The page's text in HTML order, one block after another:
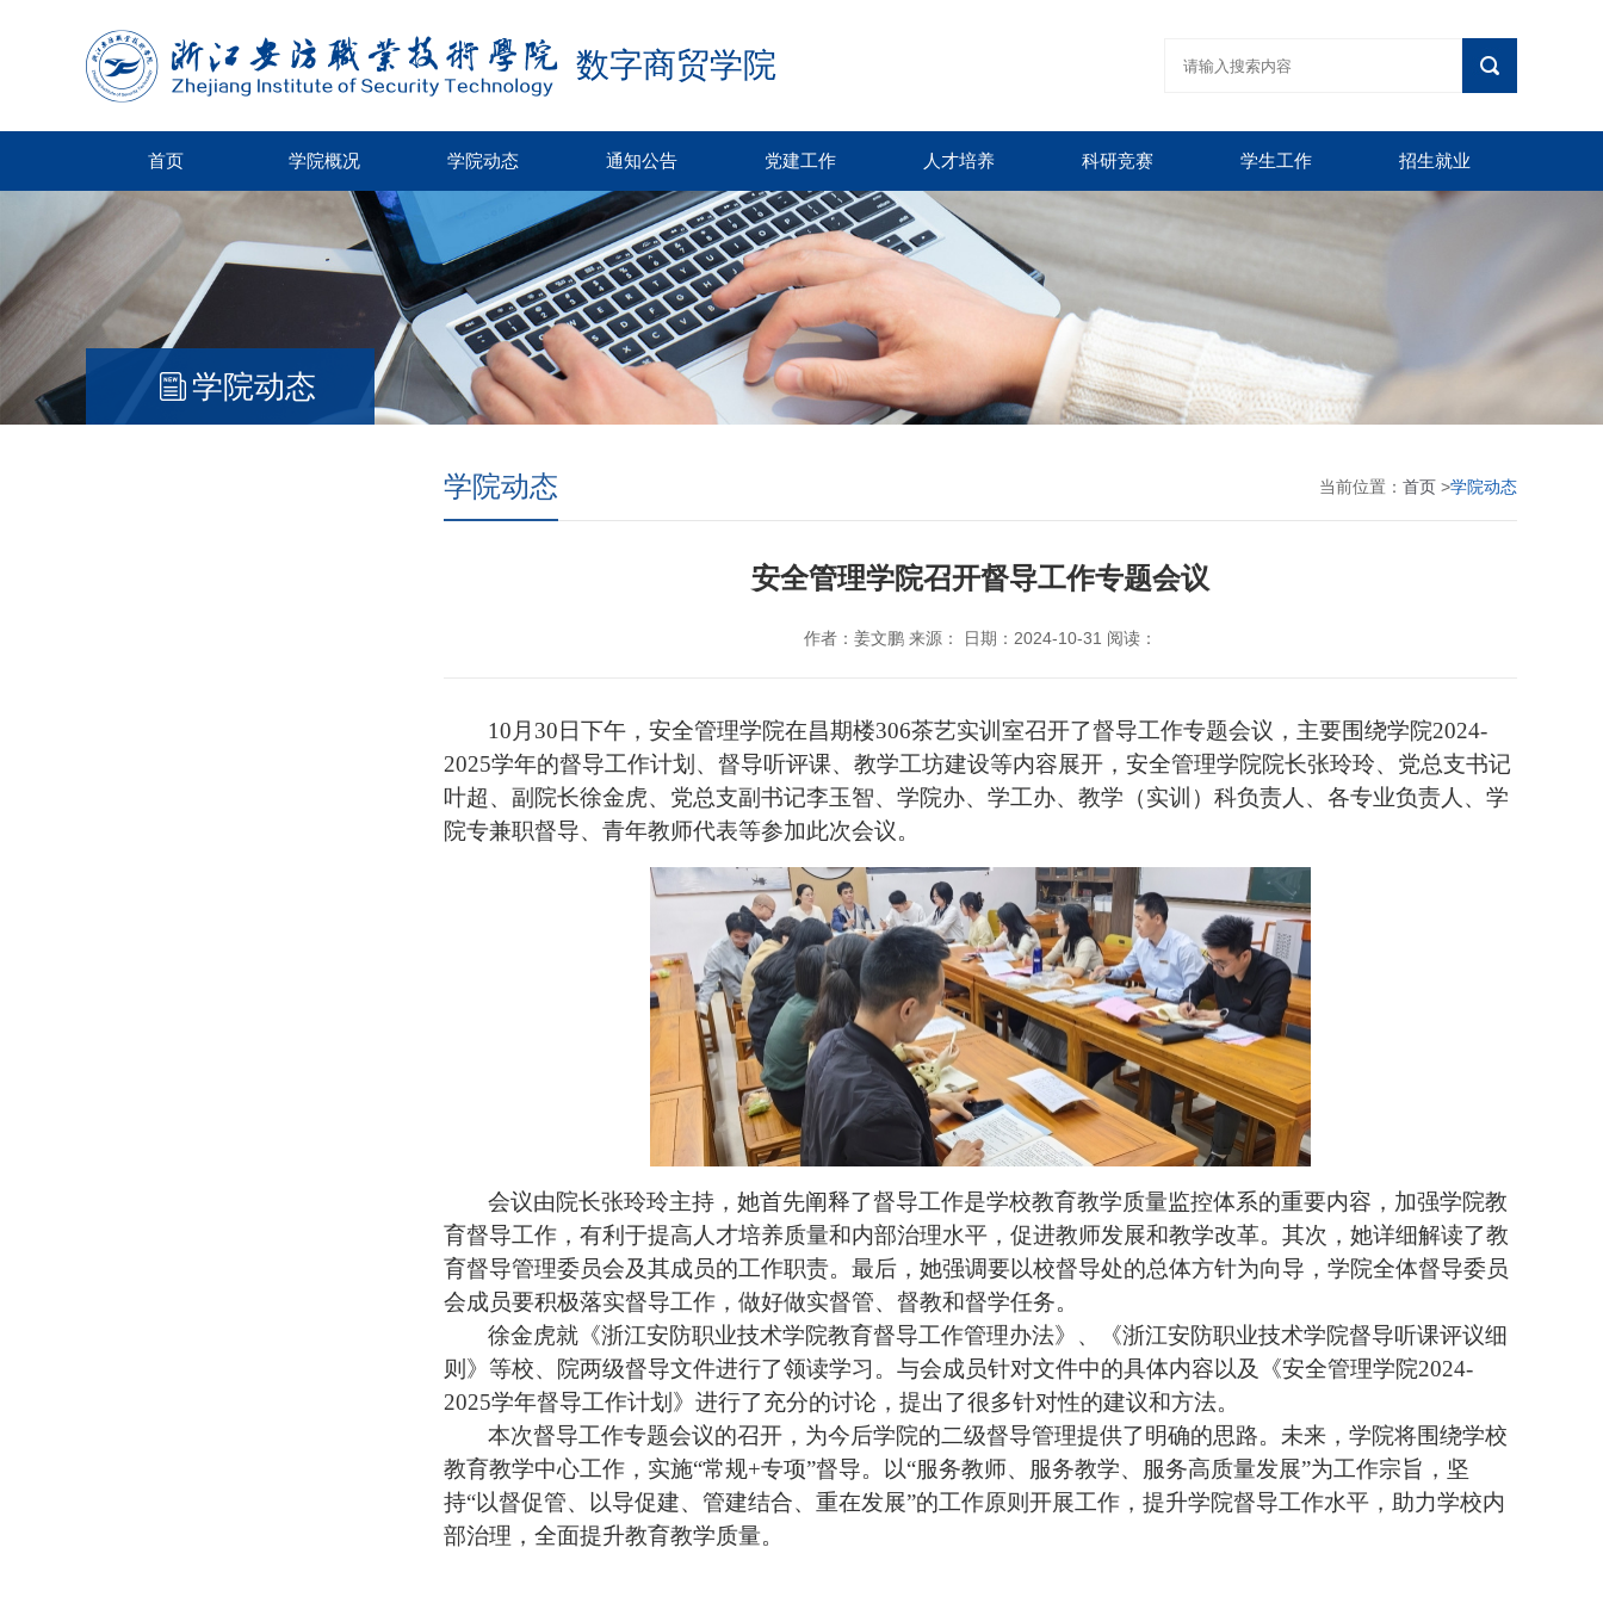
数字商贸学院
首页 学院概况 学院动态 通知公告 党建工作 人才培养 科研竞赛 学生工作 招生就业
学院动态
学院动态 当前位置： 首页 >学院动态
安全管理学院召开督导工作专题会议
作者：姜文鹏 来源： 日期：2024-10-31 阅读：
10月30日下午，安全管理学院在昌期楼306茶艺实训室召开了督导工作专题会议，主要围绕学院2024-
2025学年的督导工作计划、 督导听评课、教学工坊建设等内容展开，安全管理学院院长张玲玲、党总支书记
叶超、副院长徐金虎、党总支副书记李玉智、学院办、学工办、教学（实训）科负责人、各专业负责人、学
院专兼职督导、青年教师代表等参加此次会议。
会议由院长张玲玲主持，她首先阐释了督导工作是学校教育教学质量监控体系的重要内容，加强学院教
育督导工作，有利于提高人才培养质量和内部治理水平，促进教师发展和教学改革。其次，她详细解读了教
育督导管理委员会及其成员的工作职责。最后，她强调要以校督导处的总体方针为向导，学院全体督导委员
会成员要积极落实督导工作，做好做实督管、督教和督学任务。
徐金虎就《浙江安防职业技术学院教育督导工作管理办法》、《浙江安防职业技术学院督导听课评议细
则》等校、院两级督导文件进行了领读学习。与会成员针对文件中的具体内容以及《安全管理学院2024-
2025学年督导工作计划》进行了充分的讨论，提出了很多针对性的建议和方法。
本次督导工作专题会议的召开，为今后学院的二级督导管理提供了明确的思路。未来，学院将围绕学校
教育教学中心工作，实施“常规+专项”督导。以“服务教师、服务教学、服务高质量发展”为工作宗旨，坚
持“以督促管、以导促建、管建结合、重在发展”的工作原则开展工作，提升学院督导工作水平，助力学校内
部治理，全面提升教育教学质量。